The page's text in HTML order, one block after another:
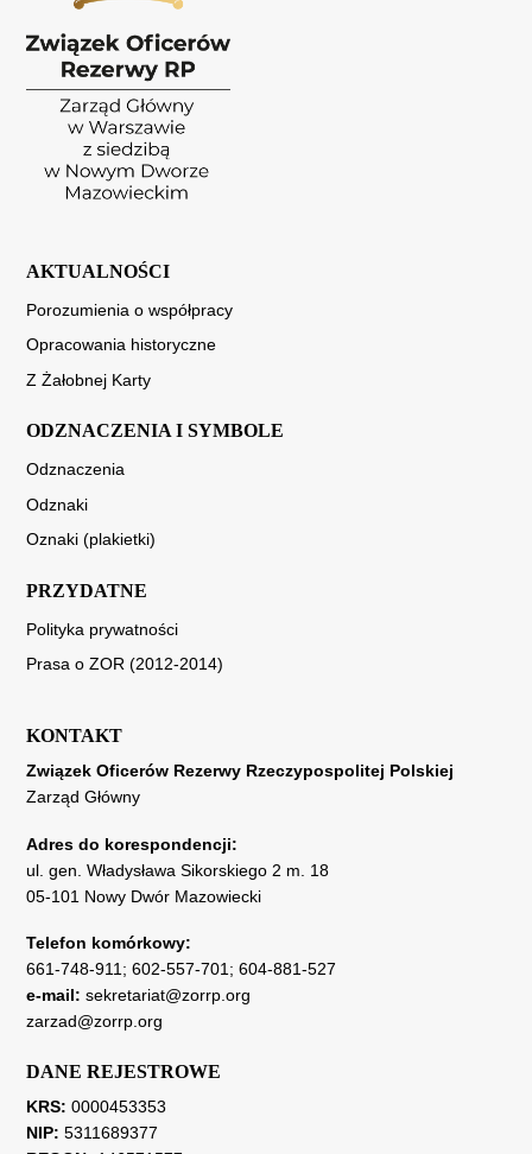
AKTUALNOŚCI
Porozumienia o współpracy
Opracowania historyczne
Z Żałobnej Karty
ODZNACZENIA I SYMBOLE
Odznaczenia
Odznaki
Oznaki (plakietki)
PRZYDATNE
Polityka prywatności
Prasa o ZOR (2012-2014)
KONTAKT
Związek Oficerów Rezerwy Rzeczypospolitej Polskiej
Zarząd Główny
Adres do korespondencji:
ul. gen. Władysława Sikorskiego 2 m. 18
05-101 Nowy Dwór Mazowiecki
Telefon komórkowy:
661-748-911 ; 602-557-701 ; 604-881-527
e-mail: sekretariat@zorrp.org
zarzad@zorrp.org
DANE REJESTROWE
KRS: 0000453353
NIP: 5311689377